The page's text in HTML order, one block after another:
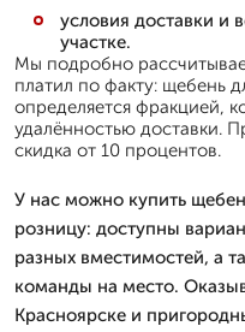
условия доставки и
участке.
Мы подробно
платил по факту: щебень
определяется фракцией,
удалённостью доставки.
скидка от 10 процентов.
У нас можно купить
розницу: доступны
разных вместимостей, а
команды на место.
Красноярске и